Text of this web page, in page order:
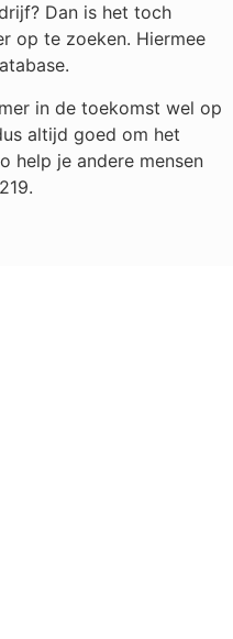
Dan is het toch
op te zoeken. Hiermee
in de toekomst wel op
altijd goed om het
help je andere mensen